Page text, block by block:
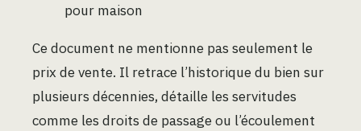
pour maison
Ce document ne mentionne pas seulement le
prix de vente. Il retrace l’historique du bien sur
plusieurs décennies, détaille les servitudes
comme les droits de passage ou l’écoulement